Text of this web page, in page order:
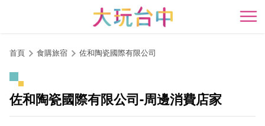
開
首頁 食購旅宿 佐和陶瓷國際有限公司
佐和陶瓷國際有限公司-周邊消費店家